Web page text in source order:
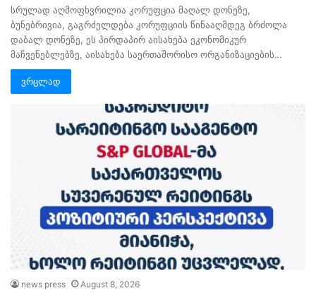
სრულად აღმოფხვრილია კორუფცია მაღალ დონეზე,
ბუნებრივია, გაგრძელდება კორუფციის წინააღმდეგ ბრძოლა
დაბალ დონეზე, ეს პირდაპირ აისახება ეკონომიკურ
მაჩვენებლებზე, აისახება საერთაშორისო ორგანიზაციების…
ვრცლად
news press August 8, 2026